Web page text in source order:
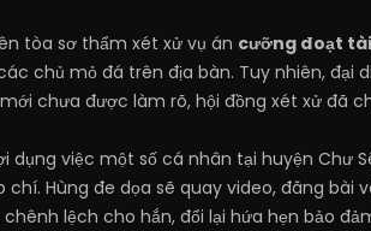
tòa sơ thẩm xét xử vụ án cưỡng đoạt
chủ mỏ đá trên địa bàn. Tuy nhiên, đại
chưa được làm rõ, hội đồng xét xử đã
dụng việc một số cá nhân tại huyện Chư
Hùng đe dọa sẽ quay video, đăng
lệch cho hắn, đổi lại hứa hẹn bảo